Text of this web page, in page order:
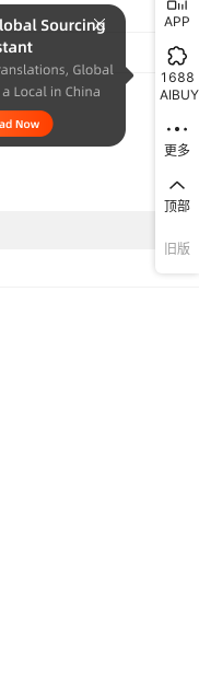
APP
1688
AIBUY
更多
顶部
旧版